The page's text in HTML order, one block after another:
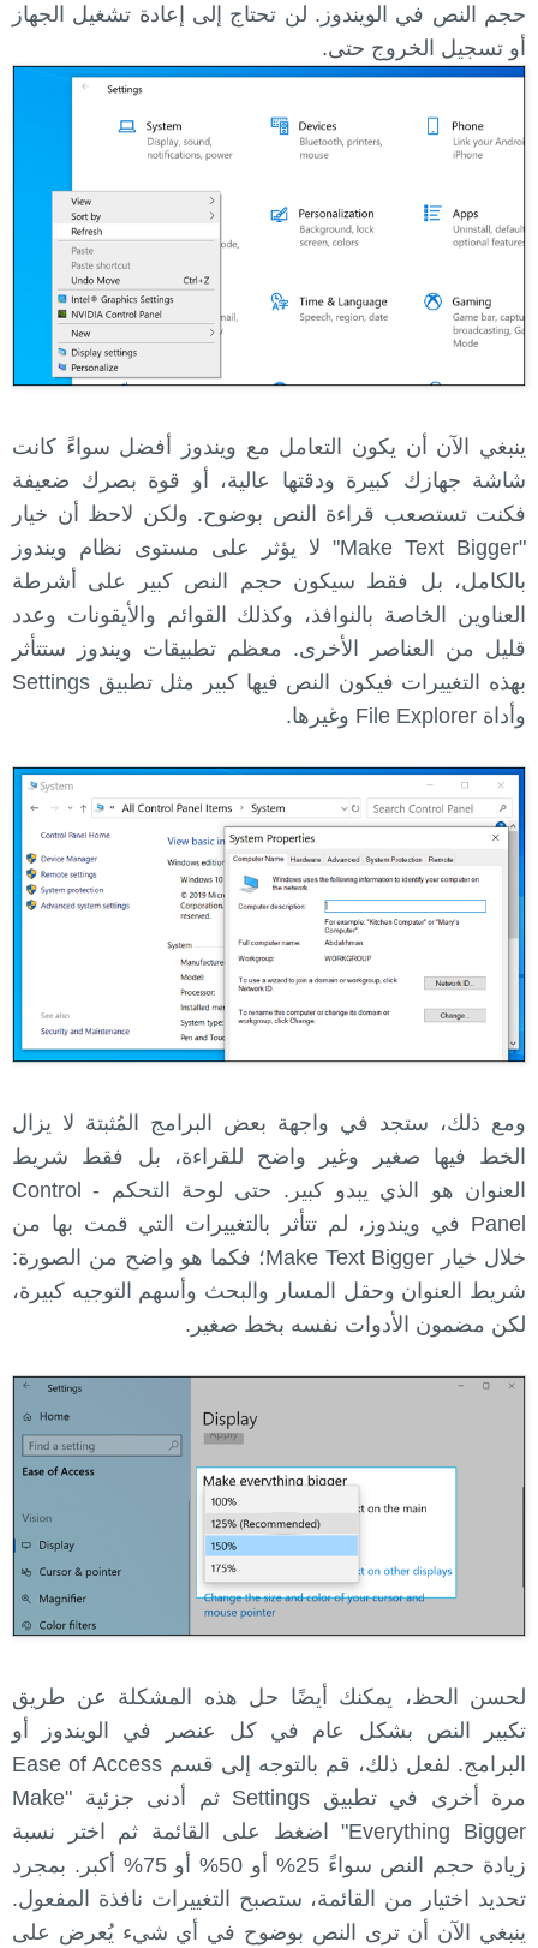
حجم النص في الويندوز. لن تحتاج إلى إعادة تشغيل الجهاز
أو تسجيل الخروج حتى.
ينبغي الآن أن يكون التعامل مع ويندوز أفضل سواءً كانت
شاشة جهازك كبيرة ودقتها عالية، أو قوة بصرك ضعيفة
فكنت تستصعب قراءة النص بوضوح. ولكن لاحظ أن خيار
"Make Text Bigger" لا يؤثر على مستوى نظام ويندوز
بالكامل، بل فقط سيكون حجم النص كبير على أشرطة
العناوين الخاصة بالنوافذ، وكذلك القوائم والأيقونات وعدد
قليل من العناصر الأخرى. معظم تطبيقات ويندوز ستتأثر
بهذه التغييرات فيكون النص فيها كبير مثل تطبيق Settings
وأداة File Explorer وغيرها.
ومع ذلك، ستجد في واجهة بعض البرامج المُثبتة لا يزال
الخط فيها صغير وغير واضح للقراءة، بل فقط شريط
العنوان هو الذي يبدو كبير. حتى لوحة التحكم - Control
Panel في ويندوز، لم تتأثر بالتغييرات التي قمت بها من
خلال خيار Make Text Bigger؛ فكما هو واضح من الصورة:
شريط العنوان وحقل المسار والبحث وأسهم التوجيه كبيرة،
لكن مضمون الأدوات نفسه بخط صغير.
لحسن الحظ، يمكنك أيضًا حل هذه المشكلة عن طريق
تكبير النص بشكل عام في كل عنصر في الويندوز أو
البرامج. لفعل ذلك، قم بالتوجه إلى قسم Ease of Access
مرة أخرى في تطبيق Settings ثم أدنى جزئية "Make
Everything Bigger" اضغط على القائمة ثم اختر نسبة
زيادة حجم النص سواءً 25% أو 50% أو 75% أكبر. بمجرد
تحديد اختيار من القائمة، ستصبح التغييرات نافذة المفعول.
ينبغي الآن أن ترى النص بوضوح في أي شيء يُعرض على